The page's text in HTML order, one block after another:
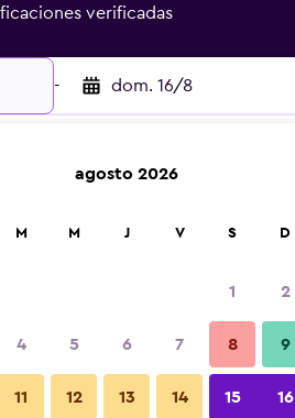
verificadas
- dom. 16/8
más barata de precio por noche
Proveedor Total noche
agosto 2026
M M J V S D
1 2
4 5 6 7 8 9
11 12 13 14 15 16